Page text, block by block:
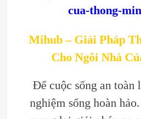
cua-thong-
Mihub – Giải Pháp
Cho Ngôi Nhà
Để cuộc sống an toàn
nghiệm sống hoàn